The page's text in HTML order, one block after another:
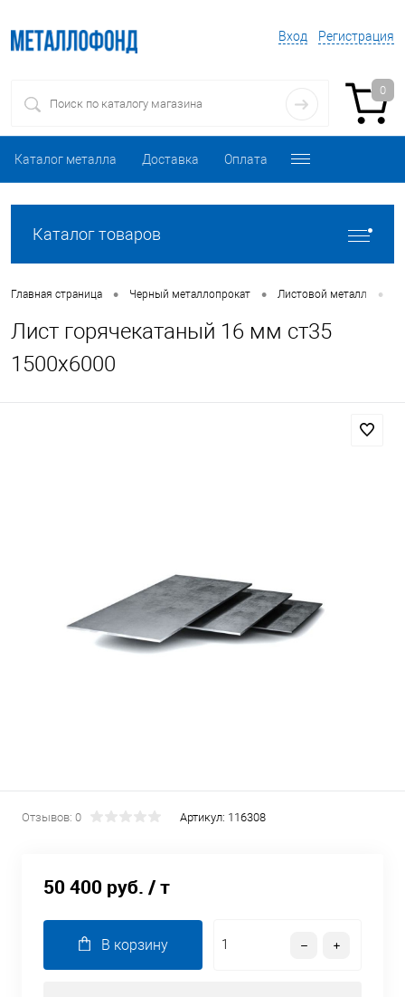
Вход Регистрация
0
Каталог металла Доставка Оплата
Каталог товаров
Главная страница • Черный металлопрокат • Листовой металл •
Лист горячекатаный 16 мм ст35
1500х6000
Отзывов: 0 Артикул: 116308
50 400 руб. / т
В корзину